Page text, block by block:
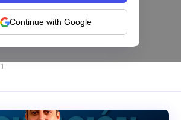
Continue with Google
en Colombia desde el 1 de